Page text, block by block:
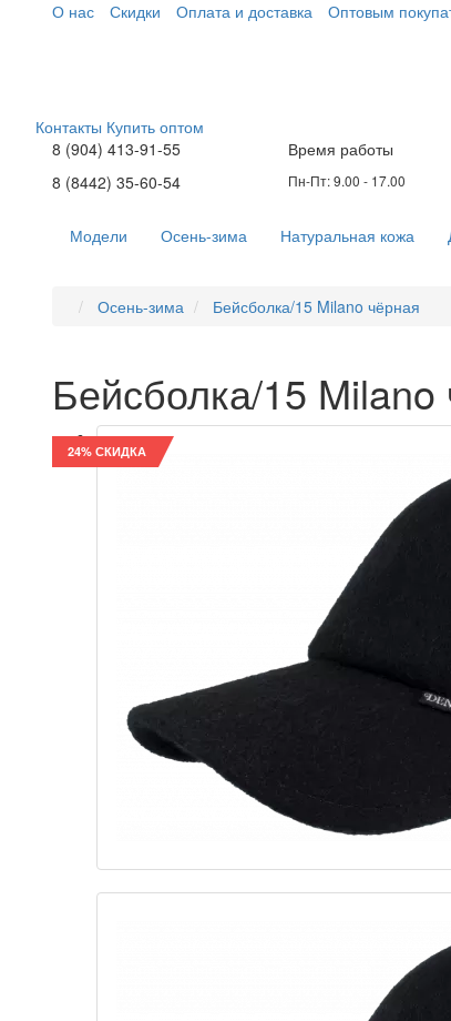
О нас Скидки Оплата и доставка Оптовым
Контакты Купить оптом
8 (904) 413-91-55
8 (8442) 35-60-54
Время работы
Пн-Пт: 9.00 - 17.00
Модели Осень-зима Натуральная кожа
Осень-зима Бейсболка/15 Milano чёрная
Бейсболка/15 Milano
24% СКИДКА